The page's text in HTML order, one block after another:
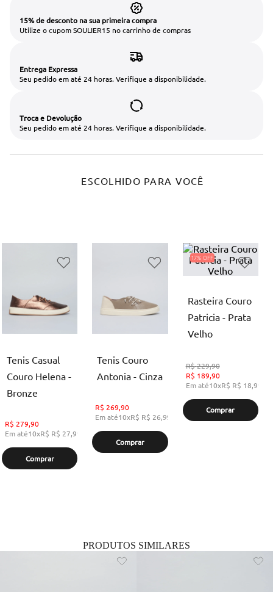
15% de desconto na sua primeira compra
Utilize o cupom SOULIER15 no carrinho de compras
Entrega Expressa
Seu pedido em até 24 horas. Verifique a disponibilidade.
Troca e Devolução
Seu pedido em até 24 horas. Verifique a disponibilidade.
ESCOLHIDO PARA VOCÊ
Tenis Casual
Couro Helena -
Bronze
R$ 279,90
Em até10xR$ R$ 27,99 sem juros
Comprar
Tenis Couro
Antonia - Cinza
R$ 269,90
Em até10xR$ R$ 26,99 sem juros
Comprar
17%
Rasteira Couro
Patricia - Prata
Velho
R$229,90
R$ 189,90
Em até10xR$ R$ 18,99
Comprar
PRODUTOS SIMILARES